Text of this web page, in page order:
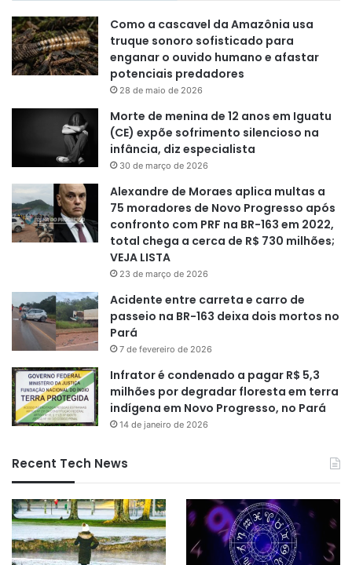
Como a cascavel da Amazônia usa
truque sonoro sofisticado para
enganar o ouvido humano e afastar
potenciais predadores
28 de maio de 2026
Morte de menina de 12 anos em Iguatu
(CE) expõe sofrimento silencioso na
infância, diz especialista
30 de março de 2026
Alexandre de Moraes aplica multas a
75 moradores de Novo Progresso após
confronto com PRF na BR-163 em 2022,
total chega a cerca de R$ 730 milhões;
VEJA LISTA
23 de março de 2026
Acidente entre carreta e carro de
passeio na BR-163 deixa dois mortos no
Pará
7 de fevereiro de 2026
Infrator é condenado a pagar R$ 5,3
milhões por degradar floresta em terra
indígena em Novo Progresso, no Pará
14 de janeiro de 2026
Recent Tech News